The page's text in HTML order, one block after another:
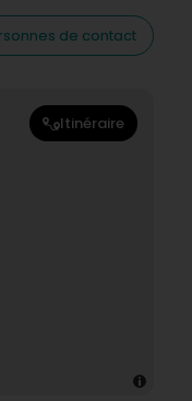
de contact
Itinéraire